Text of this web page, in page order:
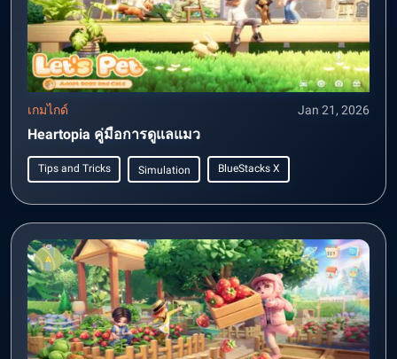
เกมไกด์ Jan 21, 2026
Heartopia คู่มือการดูแลแมว
Tips and Tricks Simulation BlueStacks X